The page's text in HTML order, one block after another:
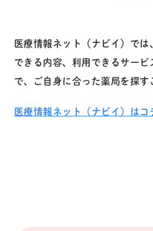
医療情報ネット（ナビイ）で
できる内容、利用できるサー
で、ご自身に合った薬局を探す
医療情報ネット（ナビイ）はコ